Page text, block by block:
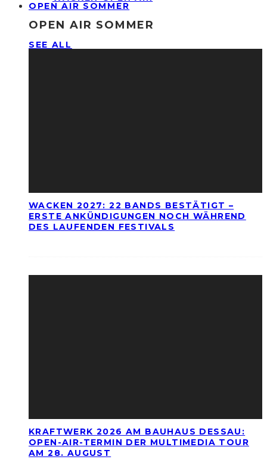
OPEN AIR SOMMER
OPEN AIR SOMMER
SEE ALL
WACKEN 2027: 22 BANDS BESTÄTIGT –
ERSTE ANKÜNDIGUNGEN NOCH WÄHREND
DES LAUFENDEN FESTIVALS
KRAFTWERK 2026 AM BAUHAUS DESSAU:
OPEN-AIR-TERMIN DER MULTIMEDIA TOUR
AM 28. AUGUST